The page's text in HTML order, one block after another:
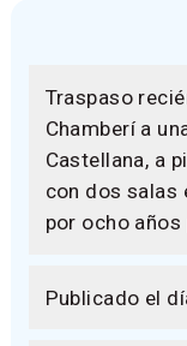
Traspaso
Chamberí a
Castellana, a
con dos salas
por ocho
Publicado el